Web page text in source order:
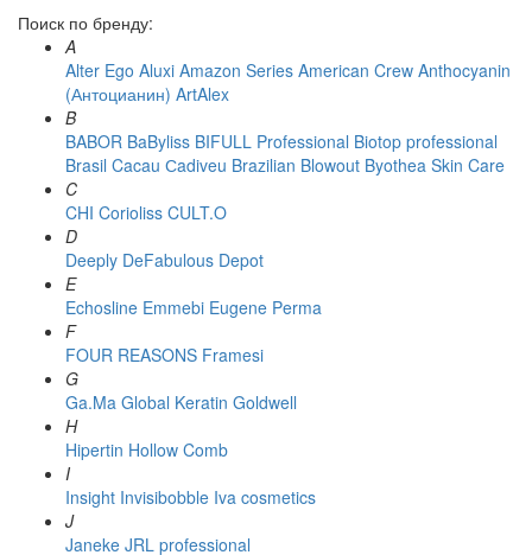
Поиск по бренду:
A
Alter Ego Aluxi Amazon Series American Crew Anthocyanin
(Антоцианин) ArtAlex
B
BABOR BaByliss BIFULL Professional Biotop professional
Brasil Cacau Сadiveu Brazilian Blowout Byothea Skin Care
C
CHI Corioliss CULT.O
D
Deeply DeFabulous Depot
E
Echosline Emmebi Eugene Perma
F
FOUR REASONS Framesi
G
Ga.Ma Global Keratin Goldwell
H
Hipertin Hollow Comb
I
Insight Invisibobble Iva cosmetics
J
Janeke JRL professional